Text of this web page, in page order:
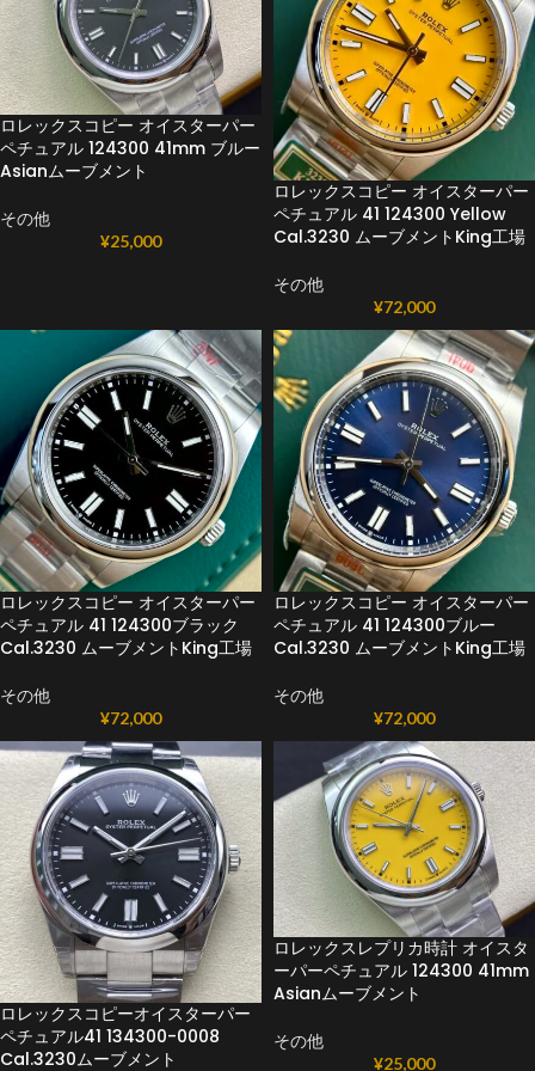
ロレックスコピー オイスターパー
ペチュアル 124300 41mm ブルー
Asianムーブメント
その他
¥25,000
ロレックスコピー オイスターパー
ペチュアル 41 124300 Yellow
Cal.3230 ムーブメントKing工場
その他
¥72,000
ロレックスコピー オイスターパー
ペチュアル 41 124300ブラック
Cal.3230 ムーブメントKing工場
その他
¥72,000
ロレックスコピー オイスターパー
ペチュアル 41 124300ブルー
Cal.3230 ムーブメントKing工場
その他
¥72,000
ロレックスコピーオイスターパー
ペチュアル41 134300-0008
Cal.3230ムーブメント
ロレックスレプリカ時計 オイスタ
ーパーペチュアル 124300 41mm
Asianムーブメント
その他
¥25,000